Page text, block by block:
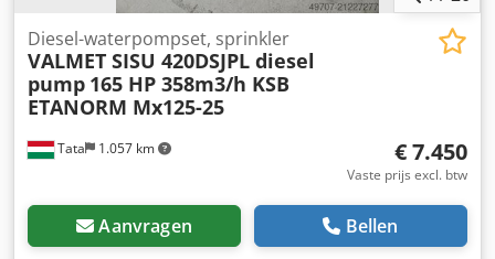
Tata 1.057 km
Diesel-waterpompset, sprinkler
VALMET SISU 420DSJPL diesel
pump 165 HP 358m3/h KSB
ETANORM Mx125-25
€ 7.450
Vaste prijs excl. btw
Aanvragen Bellen